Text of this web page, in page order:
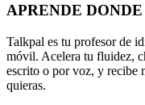
APRENDE
Talkpal es tu profesor de
móvil. Acelera tu fluidez,
escrito o por voz, y recibe
quieras.